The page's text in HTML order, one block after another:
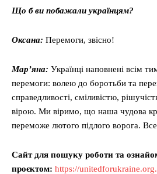
Що б ви побажали українцям?
Оксана: Перемоги, звісно!
Мар’яна: Українці наповнені всім
перемоги: волею до боротьби та
справедливості, сміливістю,
вірою. Ми віримо, що наша чудова
переможе лютого підлого ворога.
Сайт для пошуку роботи та
проєктом: https://